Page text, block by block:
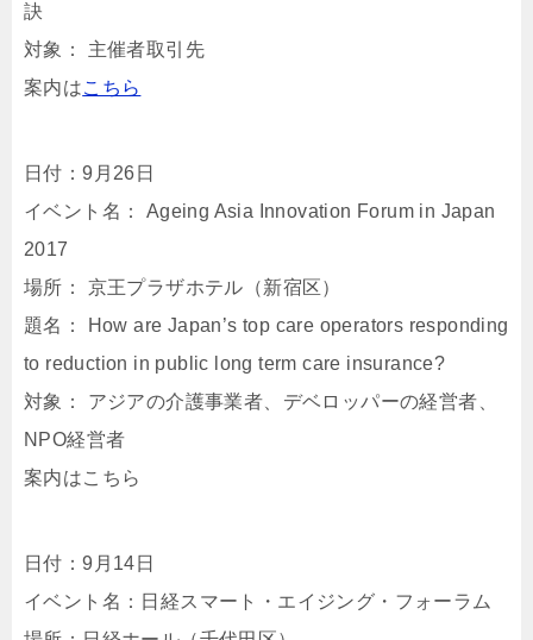
訣
対象： 主催者取引先
案内はこちら
日付：9月26日
イベント名： Ageing Asia Innovation Forum in Japan
2017
場所： 京王プラザホテル（新宿区）
題名： How are Japan’s top care operators responding
to reduction in public long term care insurance?
対象： アジアの介護事業者、デベロッパーの経営者、
NPO経営者
案内はこちら
日付：9月14日
イベント名：日経スマート・エイジング・フォーラム